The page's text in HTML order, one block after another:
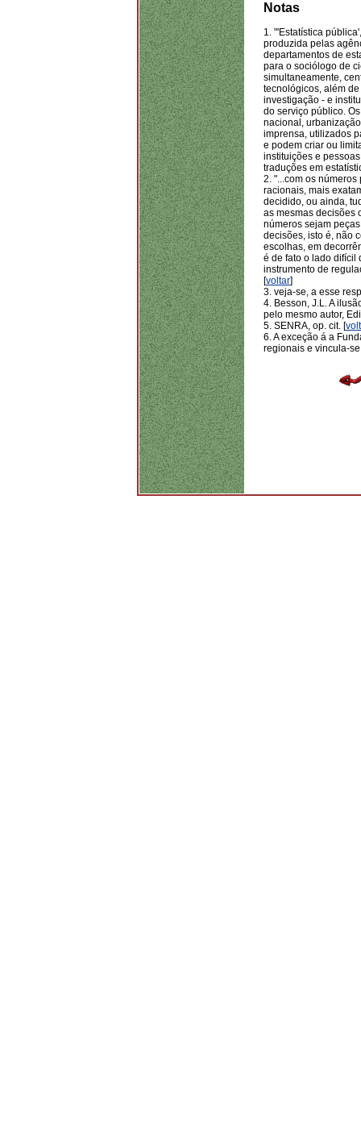
Notas
1.
"'Estatística
produzida pelas
departamentos de
para o sociólogo de
simultaneamente,
tecnológicos, além
investigação - e
do serviço público.
nacional,
imprensa, utilizados
e podem criar ou
instituições e
traduções em
2 . "...com os
racionais, mais
decidido, ou ainda,
as mesmas decisões
números sejam
decisões, isto é, não
escolhas, em
é de fato o lado difícil
instrumento de
[voltar]
3 . veja-se, a esse
4 . Besson, J.L. A
pelo mesmo autor,
5 . SENRA, op. cit. [
6 . A exceção á a
regionais e vincula-